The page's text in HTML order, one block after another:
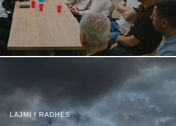
LAJMI I RADHËS